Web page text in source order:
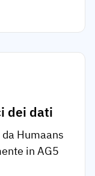
dei dati
Humaans
in AG5